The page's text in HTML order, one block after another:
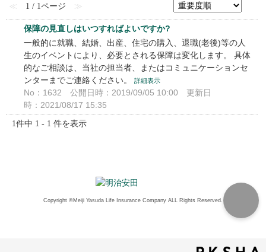
≪
1 / 1ページ ≫
保障の見直しはいつすればよいですか?
一般的に就職、結婚、出産、住宅の購入、退職(老後)等の人
生のイベントにより、必要とされる保障は変化します。 具体
的なご相談は、当社の担当者、またはコミュニケーションセ
ンターまでご連絡ください。
詳細表示
No：1632 公開日時：2019/09/05 10:00
更新日
時：2021/08/17 15:35
1件中 1 - 1 件を表示
Copyright ©Meiji Yasuda Life Insurance Company ALL Rights Reserved.